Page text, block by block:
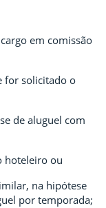
em comissão
for solicitado o
de aluguel com
hoteleiro ou
na hipótese
por temporada;